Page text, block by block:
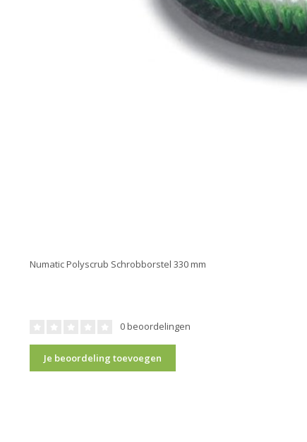
Numatic Polyscrub Schrobborstel 330 mm
0 beoordelingen
Je beoordeling toevoegen